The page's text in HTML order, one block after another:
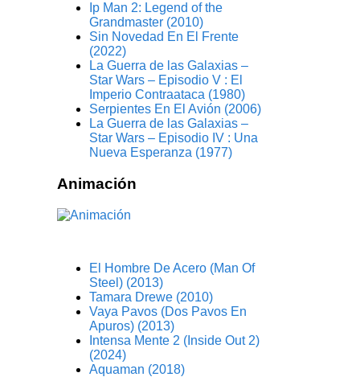
Ip Man 2: Legend of the
Grandmaster (2010)
Sin Novedad En El Frente
(2022)
La Guerra de las Galaxias –
Star Wars – Episodio V : El
Imperio Contraataca (1980)
Serpientes En El Avión (2006)
La Guerra de las Galaxias –
Star Wars – Episodio IV : Una
Nueva Esperanza (1977)
Animación
El Hombre De Acero (Man Of
Steel) (2013)
Tamara Drewe (2010)
Vaya Pavos (Dos Pavos En
Apuros) (2013)
Intensa Mente 2 (Inside Out 2)
(2024)
Aquaman (2018)